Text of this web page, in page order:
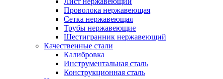
Проволока нержавеющая
Сетка нержавеющая
Трубы нержавеющие
Шестигранник нержавеющий
Качественные стали
Калибровка
Инструментальная сталь
Конструкционная сталь